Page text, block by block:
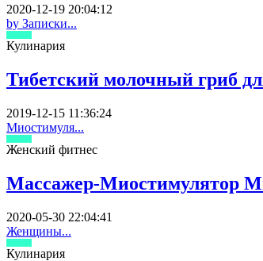
2020-12-19 20:04:12
by Записки...
Кулинария
Тибетский молочный гриб
2019-12-15 11:36:24
Миостимуля...
Женский фитнес
Массажер-Миостимулятор
2020-05-30 22:04:41
Женщины...
Кулинария